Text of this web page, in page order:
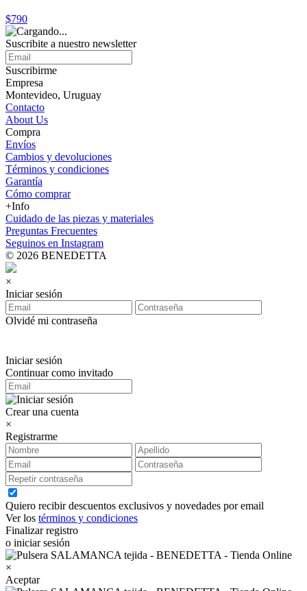
$790
Suscribite a nuestro newsletter
Suscribirme
Empresa
Montevideo, Uruguay
Contacto
About Us
Compra
Envíos
Cambios y devoluciones
Términos y condiciones
Garantía
Cómo comprar
+Info
Cuidado de las piezas y materiales
Preguntas Frecuentes
Seguinos en Instagram
© 2026 BENEDETTA
×
Iniciar sesión
Olvidé mi contraseña
Iniciar sesión
Continuar como invitado
Crear una cuenta
×
Registrarme
Quiero recibir descuentos exclusivos y novedades por email
Ver los términos y condiciones
Finalizar registro
o iniciar sesión
×
Aceptar